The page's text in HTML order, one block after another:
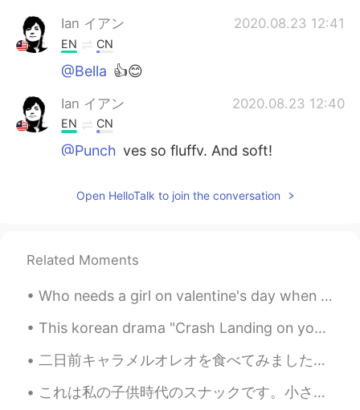
Ian イアン 2020.08.23 12:41
EN CN
@Bella 👍😊
Ian イアン 2020.08.23 12:40
EN CN
@Punch yes so fluffy. And soft!
EN
Punch
KR EN
헐 ㅠ 이름이 캡틴인가봐요 샤모예드 내 드
Open HelloTalk to join the conversation
Related Moments
Who needs a girl on valentine's day when you've got her? 😻 I named her Yeyyowngat! 😻😹 She's a str...
This korean drama "Crash Landing on you" is so romantic! I now understand why the ratings are so ...
二日前キャラメルオレオを食べてみました！会社の隣のスーパーで買って来ました。😍❤️ スーパーはいろんな輸入食品があるけど、最近新しいものをたくさんあります。クッキーとチップスが一番多いです。多分...
これは私の子供時代のスナックです。小さい頃、食べた後私はすべての指は挿入してが好きでした。指にぴったりフィットって、時々私は指輪想像するのようでした。そしてあの時、大きくなったら、王子を結婚した...